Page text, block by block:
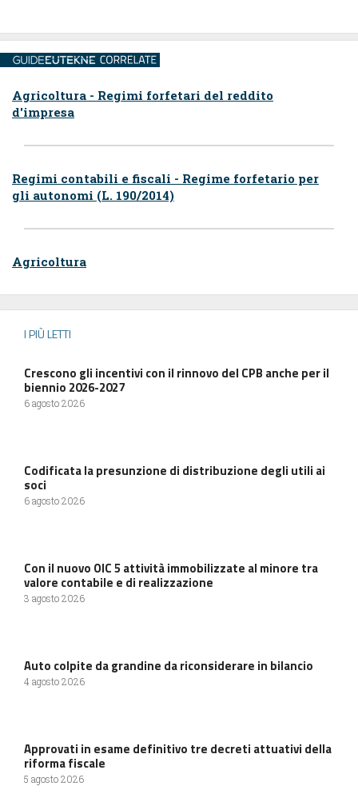
Agricoltura - Regimi forfetari del reddito
d'impresa
Regimi contabili e fiscali - Regime forfetario per
gli autonomi (L. 190/2014)
Agricoltura
I PIÙ LETTI
Crescono gli incentivi con il rinnovo del CPB anche per il
biennio 2026-2027
6 agosto 2026
Codificata la presunzione di distribuzione degli utili ai
soci
6 agosto 2026
Con il nuovo OIC 5 attività immobilizzate al minore tra
valore contabile e di realizzazione
3 agosto 2026
Auto colpite da grandine da riconsiderare in bilancio
4 agosto 2026
Approvati in esame definitivo tre decreti attuativi della
riforma fiscale
5 agosto 2026